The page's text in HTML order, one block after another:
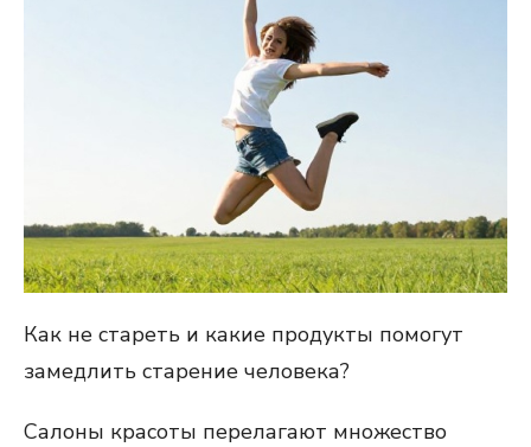
Как не стареть и какие продукты помогут
замедлить старение человека?
Салоны красоты перелагают множество